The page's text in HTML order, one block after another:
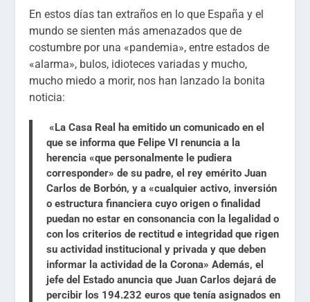
En estos días tan extraños en lo que España y el
mundo se sienten más amenazados que de
costumbre por una «pandemia», entre estados de
«alarma», bulos, idioteces variadas y mucho,
mucho miedo a morir, nos han lanzado la bonita
noticia:
«La Casa Real
ha emitido un comunicado en el
que se informa que Felipe VI renuncia a la
herencia «que personalmente le pudiera
corresponder» de su padre, el rey emérito Juan
Carlos de Borbón, y a «cualquier activo, inversión
o estructura financiera cuyo origen o finalidad
puedan no estar en consonancia con la legalidad o
con los criterios de rectitud e integridad que rigen
su actividad institucional y privada y que deben
informar la actividad de la Corona» Además, el
jefe del Estado anuncia que Juan Carlos dejará de
percibir los 194.232 euros que tenía asignados en